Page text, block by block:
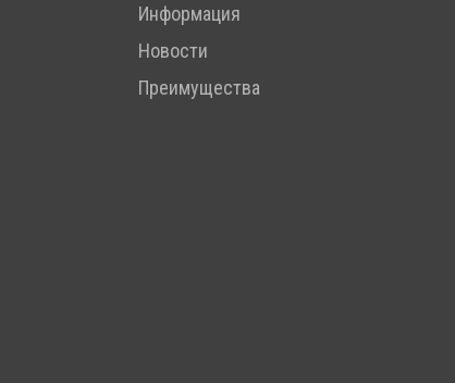
Информация
Новости
Преимущества